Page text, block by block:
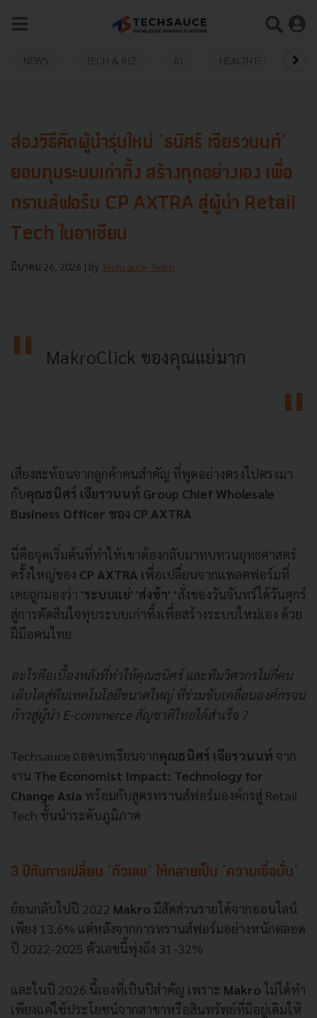
NEWS TECH & BIZ AI HEALTHTECH
ส่องวิธีคิดผู้นำรุ่นใหม่ ‘ธนิศร์ เจียรวนนท์’
ยอมทุบระบบเก่าทิ้ง สร้างทุกอย่างเอง เพื่อ
ทรานส์ฟอร์ม CP AXTRA สู่ผู้นำ Retail
Tech ในอาเซียน
มีนาคม 26, 2026 | By Techsauce Team
MakroClick ของคุณแย่มาก
เสียงสะท้อนจากลูกค้าคนสำคัญ ที่พูดอย่างตรงไปตรงมา
กับคุณธนิศร์ เจียรวนนท์ Group Chief Wholesale
Business Officer ของ CP AXTRA
นี่คือจุดเริ่มต้นที่ทำให้เขาต้องกลับมาทบทวนยุทธศาสตร์
ครั้งใหญ่ของ CP AXTRA เพื่อเปลี่ยนจากแพลตฟอร์มที่
เคยถูกมองว่า 'ระบบแย่' 'ส่งช้า' ‘สั่งของวันจันทร์ได้วันศุกร์
สู่การตัดสินใจทุบระบบเก่าทิ้งเพื่อสร้างระบบใหม่เอง ด้วย
ฝีมือคนไทย
อะไรคือเบื้องหลังที่ทำให้คุณธนิศร์ และทีมวิศวกรไม่กี่คน
เติบโตสู่ทีมเทคโนโลยีขนาดใหญ่ ที่ร่วมขับเคลื่อนองค์กรจน
ก้าวสู่ผู้นำ E-commerce สัญชาติไทยได้สำเร็จ ?
Techsauce ถอดบทเรียนจากคุณธนิศร์ เจียรวนนท์ จาก
งาน The Economist Impact: Technology for
Change Asia พร้อมกับสูตรทรานส์ฟอร์มองค์กรสู่ Retail
Tech ชั้นนำระดับภูมิภาค
3 ปีกับการเปลี่ยน ‘ตัวเลข’ ให้กลายเป็น ‘ความเชื่อมั่น’
ย้อนกลับไปปี 2022 Makro มีสัดส่วนรายได้จากออนไลน์
เพียง 13.6% แต่หลังจากการทรานส์ฟอร์มอย่างหนักตลอด
ปี 2022-2025 ตัวเลขนี้พุ่งถึง 31-32%
และในปี 2026 นี้เองที่เป็นปีสำคัญ เพราะ Makro ไม่ได้ทำ
เพียงแค่ใช้ประโยชน์จากสาขาหรือสินทรัพย์ที่มีอยู่เดิมให้